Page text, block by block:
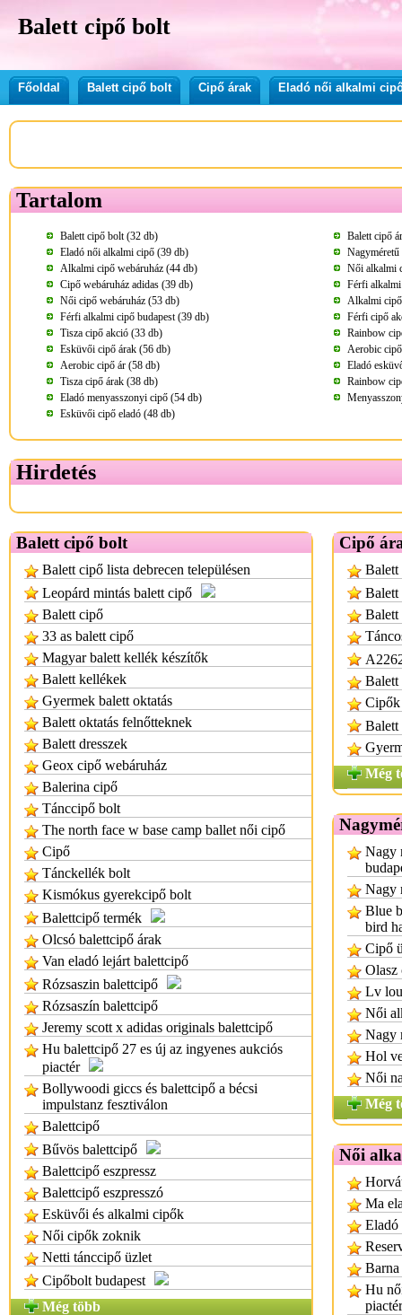
Balett cipő bolt
Főoldal Balett cipő bolt Cipő árak Eladó női alkalmi
Tartalom
Balett cipő bolt (32 db)
Balett cipő
Eladó női alkalmi cipő (39 db)
Alkalmi cipő webáruház (44 db)
Női alkalmi
Cipő webáruház adidas (39 db)
Férfi
Női cipő webáruház (53 db)
Alkalmi
Férfi alkalmi cipő budapest (39 db)
Férfi cipő
Tisza cipő akció (33 db)
Rainbow
Esküvői cipő árak (56 db)
Aerobic
Aerobic cipő ár (58 db)
Eladó
Tisza cipő árak (38 db)
Rainbow
Eladó menyasszonyi cipő (54 db)
Esküvői cipő eladó (48 db)
Hirdetés
Balett cipő bolt
Balett cipő lista debrecen településen
Leopárd mintás balett cipő
Balett cipő
33 as balett cipő
Magyar balett kellék készítők
Balett kellékek
Gyermek balett oktatás
Balett oktatás felnőtteknek
Balett dresszek
Geox cipő webáruház
Balerina cipő
Tánccipő bolt
The north face w base camp ballet női cipő
Cipő
Tánckellék bolt
Kismókus gyerekcipő bolt
Balettcipő termék
Olcsó balettcipő árak
Van eladó lejárt balettcipő
Rózsaszin balettcipő
Rózsaszín balettcipő
Jeremy scott x adidas originals balettcipő
Hu balettcipő 27 es új az ingyenes aukciós
piactér
Bollywoodi giccs és balettcipő a bécsi
impulstanz fesztiválon
Balettcipő
Bűvös balettcipő
Balettcipő eszpressz
Balettcipő eszpresszó
Esküvői és alkalmi cipők
Női cipők zoknik
Netti tánccipő üzlet
Cipőbolt budapest
Még több
Cipő
Balett
Balett
Balett
Balett
Cipők
Balett
Még
Nagy
Nagy
Blue
bird
Cipő
Olasz
Lv
Női
Nagy
Hol
Női
Még
Női
Ma
Eladó
Hu
piactér